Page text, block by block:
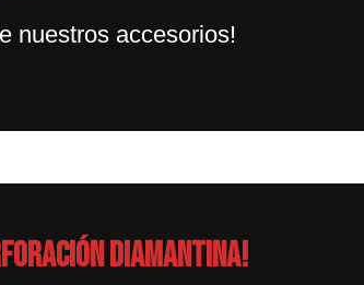
nuestros accesorios!
diamantina!